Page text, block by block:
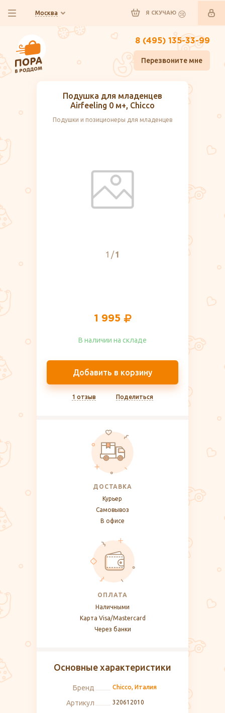
Москва Я СКУЧАЮ
8 (495) 135-33-99
Перезвоните мне
Подушка для младенцев
Airfeeling 0 м+, Chicco
Подушки и позиционеры для младенцев
1 1
1 995
В наличии на складе​
Добавить в корзину
1 отзыв Поделиться
ДОСТАВКА
Курьер
Самовывоз
В офисе
ОПЛАТА
Наличными
Карта Visa/Mastercard
Через банки
Основные характеристики
Бренд Chicco, Италия
Артикул 320612010